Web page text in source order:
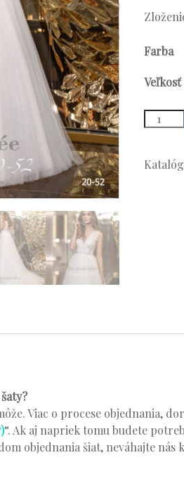
Farba
Veľkosť
množstvo
Model
52
Viac o procese objednania,
“. Ak aj napriek tomu budete
objednania šiat, neváhajte nás